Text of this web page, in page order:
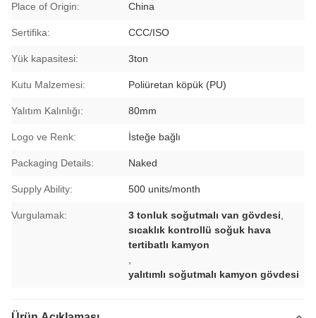
Place of Origin: China
Sertifika: CCC/ISO
Yük kapasitesi: 3ton
Kutu Malzemesi: Poliüretan köpük (PU)
Yalıtım Kalınlığı: 80mm
Logo ve Renk: İsteğe bağlı
Packaging Details: Naked
Supply Ability: 500 units/month
Vurgulamak: 3 tonluk soğutmalı van gövdesi
sıcaklık kontrollü soğuk hava
tertibatlı kamyon
yalıtımlı soğutmalı kamyon gövdesi